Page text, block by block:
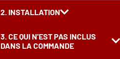
2. INSTALLATION
3. CE QUI N'EST PAS INCLUS
DANS LA COMMANDE